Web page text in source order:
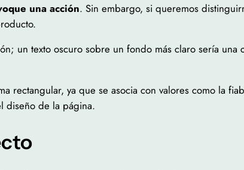
una acción. Sin embargo, si queremos
un texto oscuro sobre un fondo más claro sería
rectangular, ya que se asocia con valores como la
diseño de la página.